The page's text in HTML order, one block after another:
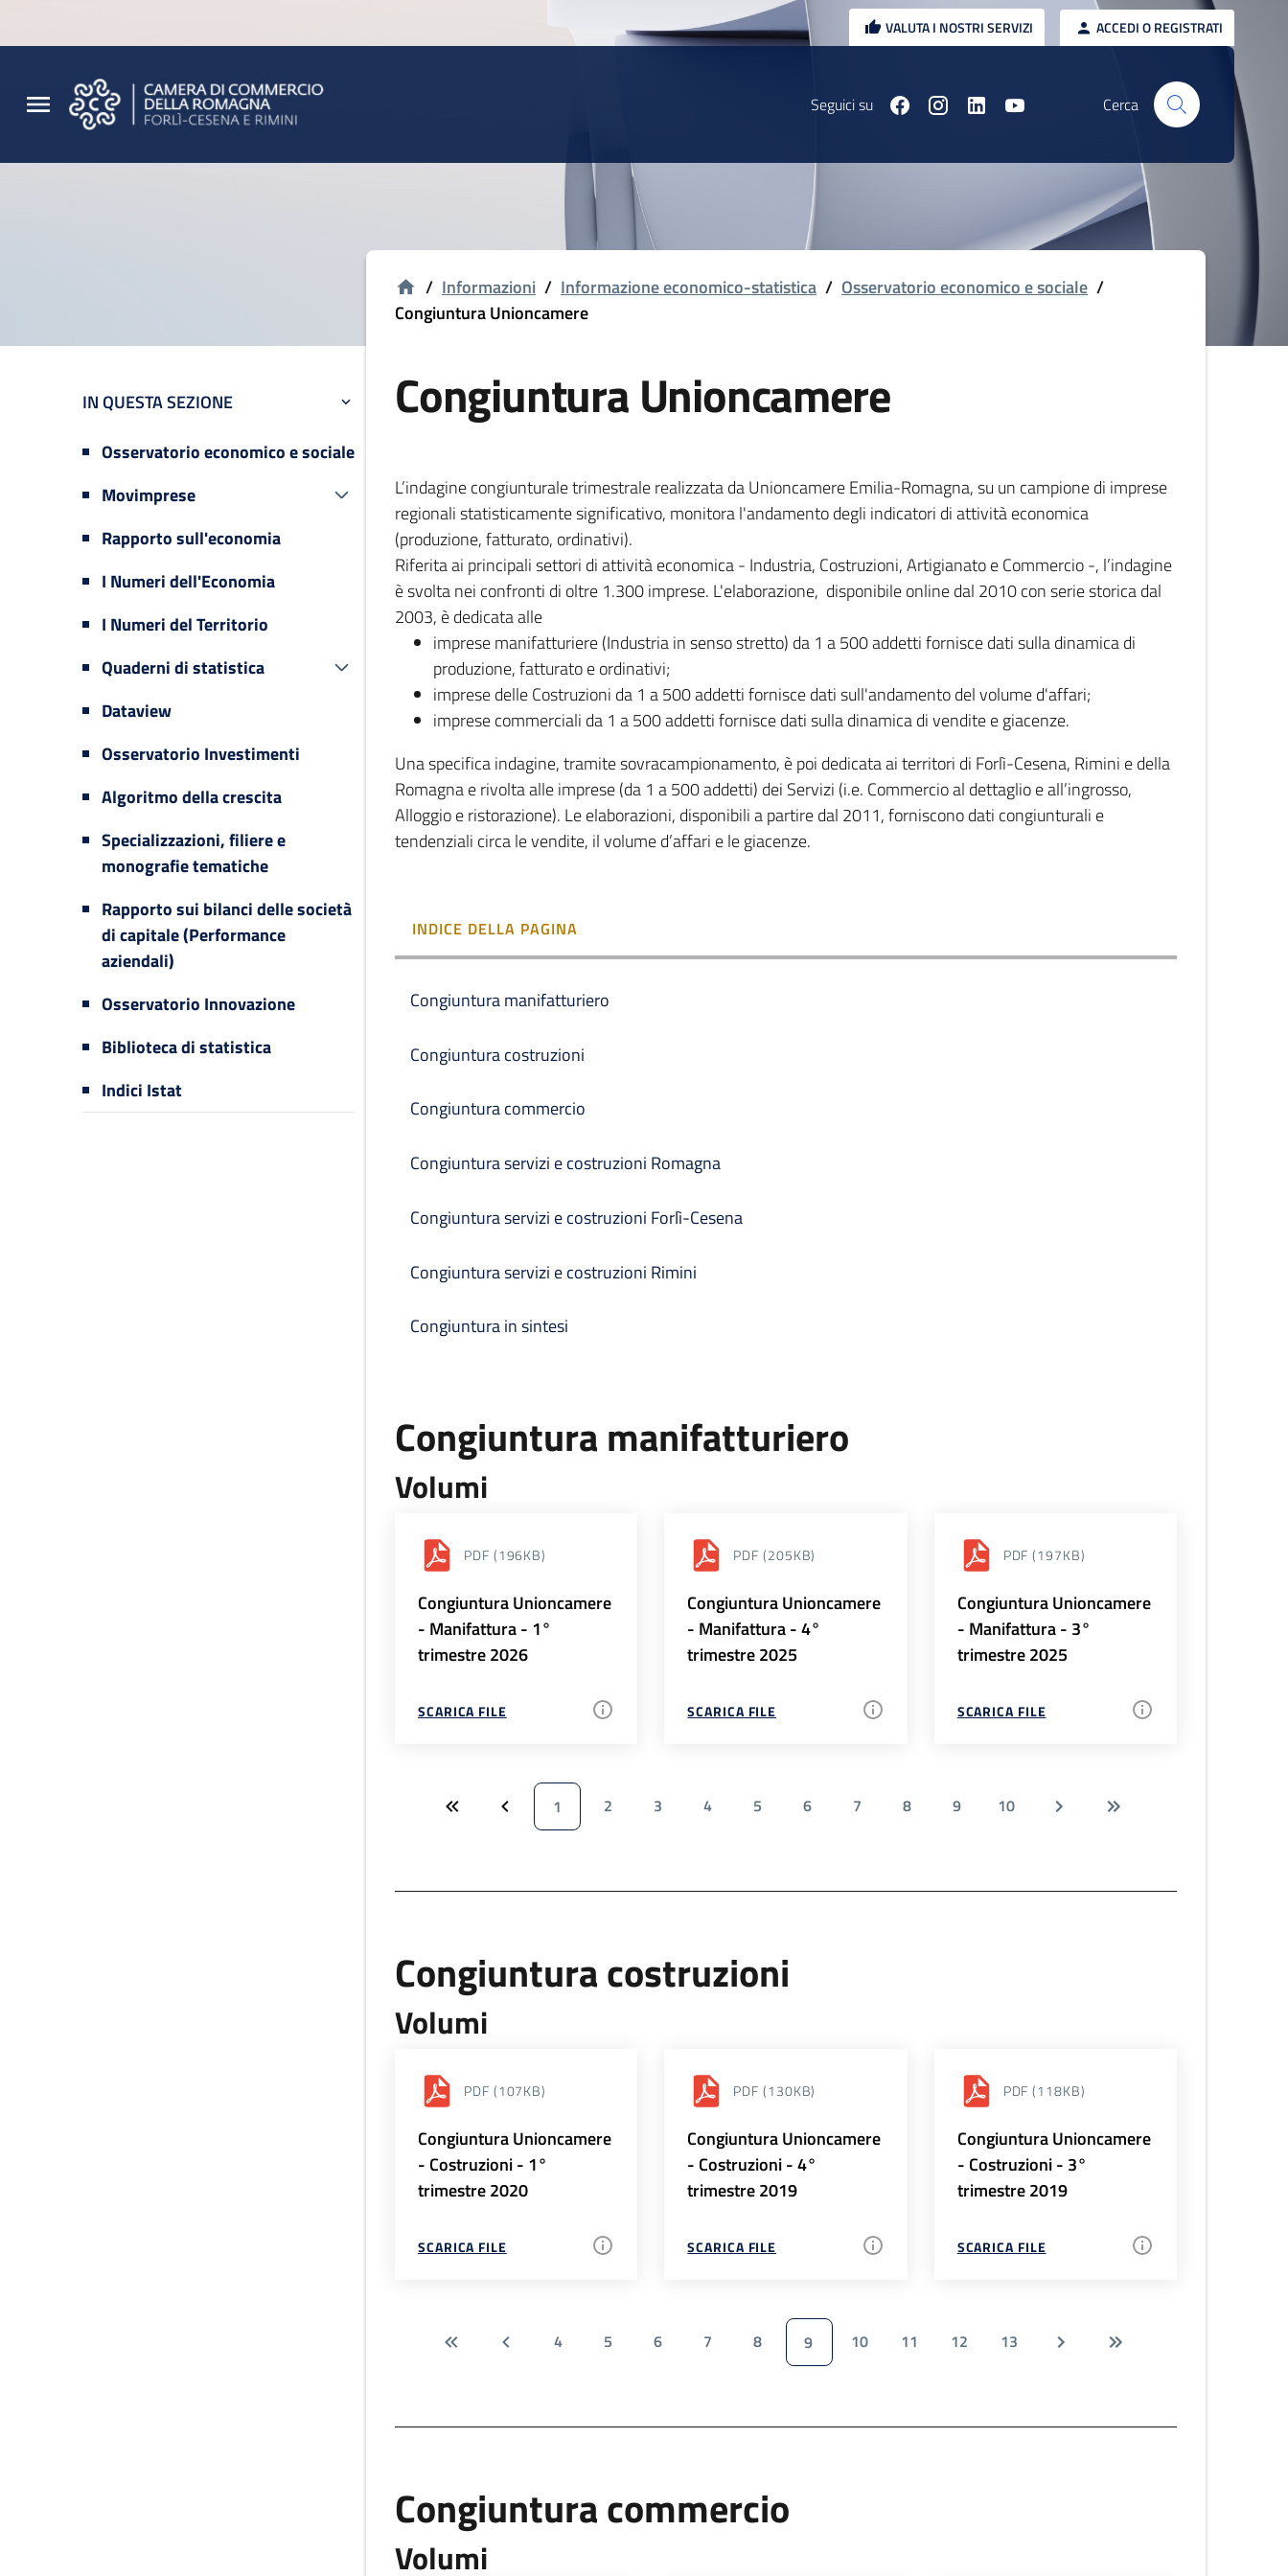
VALUTA I NOSTRI SERVIZI ACCEDI O REGISTRATI
Seguici su Cerca
IN QUESTA SEZIONE
Osservatorio economico e sociale
Movimprese
Rapporto sull'economia
I Numeri dell'Economia
I Numeri del Territorio
Quaderni di statistica
Dataview
Osservatorio Investimenti
Algoritmo della crescita
Specializzazioni, filiere e
monografie tematiche
Rapporto sui bilanci delle società
di capitale (Performance
aziendali)
Osservatorio Innovazione
Biblioteca di statistica
Indici Istat
/ Informazioni / Informazione economico-statistica / Osservatorio economico e sociale /
Congiuntura Unioncamere
Congiuntura Unioncamere
L’indagine congiunturale trimestrale realizzata da Unioncamere Emilia-Romagna, su un campione di imprese
regionali statisticamente significativo, monitora l'andamento degli indicatori di attività economica
(produzione, fatturato, ordinativi).
Riferita ai principali settori di attività economica - Industria, Costruzioni, Artigianato e Commercio -, l’indagine
è svolta nei confronti di oltre 1.300 imprese. L'elaborazione, disponibile online dal 2010 con serie storica dal
2003, è dedicata alle
imprese manifatturiere (Industria in senso stretto) da 1 a 500 addetti fornisce dati sulla dinamica di
produzione, fatturato e ordinativi;
imprese delle Costruzioni da 1 a 500 addetti fornisce dati sull'andamento del volume d'affari;
imprese commerciali da 1 a 500 addetti fornisce dati sulla dinamica di vendite e giacenze.
Una specifica indagine, tramite sovracampionamento, è poi dedicata ai territori di Forlì-Cesena, Rimini e della
Romagna e rivolta alle imprese (da 1 a 500 addetti) dei Servizi (i.e. Commercio al dettaglio e all’ingrosso,
Alloggio e ristorazione). Le elaborazioni, disponibili a partire dal 2011, forniscono dati congiunturali e
tendenziali circa le vendite, il volume d’affari e le giacenze.
INDICE DELLA PAGINA
Congiuntura manifatturiero
Congiuntura costruzioni
Congiuntura commercio
Congiuntura servizi e costruzioni Romagna
Congiuntura servizi e costruzioni Forlì-Cesena
Congiuntura servizi e costruzioni Rimini
Congiuntura in sintesi
Congiuntura manifatturiero
Volumi
PDF (196KB)
Congiuntura Unioncamere
- Manifattura - 1°
trimestre 2026
SCARICA FILE
PDF (205KB)
Congiuntura Unioncamere
- Manifattura - 4°
trimestre 2025
SCARICA FILE
PDF (197KB)
Congiuntura Unioncamere
- Manifattura - 3°
trimestre 2025
SCARICA FILE
1 2 3 4 5 6 7 8 9 10
Congiuntura costruzioni
Volumi
PDF (107KB)
Congiuntura Unioncamere
- Costruzioni - 1°
trimestre 2020
SCARICA FILE
PDF (130KB)
Congiuntura Unioncamere
- Costruzioni - 4°
trimestre 2019
SCARICA FILE
PDF (118KB)
Congiuntura Unioncamere
- Costruzioni - 3°
trimestre 2019
SCARICA FILE
4 5 6 7 8 9 10 11 12 13
Congiuntura commercio
Volumi